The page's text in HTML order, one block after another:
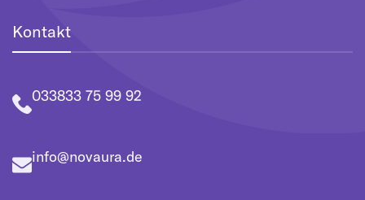
Kontakt
033833 75 99 92
info@novaura.de